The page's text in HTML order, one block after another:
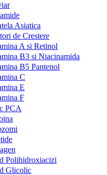
Asiatica
de Crestere
A si Retinol
B3 si Niacinamida
B5 Pantenol
C
E
F
PCA
Polihidroxiacizi
Glicolic